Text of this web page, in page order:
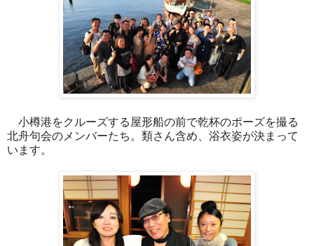
小樽港をクルーズする屋形船の前で乾杯のポーズを撮る
北舟句会の メンバーたち。類さん含め、浴衣姿が決まって
います。